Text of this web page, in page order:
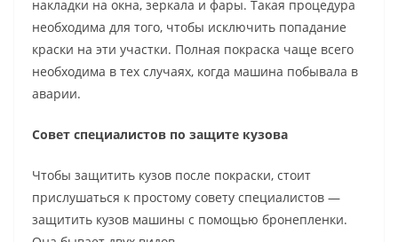
накладки на окна, зеркала и фары. Такая процедура
необходима для того, чтобы исключить попадание
краски на эти участки. Полная покраска чаще всего
необходима в тех случаях, когда машина побывала в
аварии.
Совет специалистов по защите кузова
Чтобы защитить кузов после покраски, стоит
прислушаться к простому совету специалистов —
защитить кузов машины с помощью бронепленки.